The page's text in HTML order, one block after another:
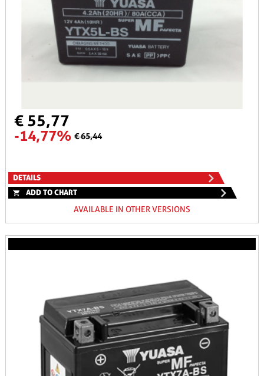
€ 55,77
-14,77% € 65,44
DETAILS
ADD TO CHART
AVAILABLE IN OTHER VERSIONS